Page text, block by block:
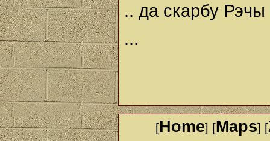
.. да скарбу
...
[Home] [Maps] [